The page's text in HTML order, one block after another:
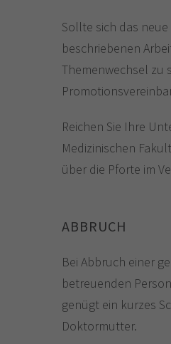
Sollte sich das
beschriebenen
Themenwechsel zu
Reichen Sie Ihre
Medizinischen
über die Pforte im
ABBRUCH
Bei Abbruch einer
betreuenden
genügt ein kurzes
Doktormutter.